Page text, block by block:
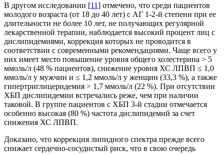
В другом исследовании [11] отмечено, что среди пациентов
молодого возраста (от 18 до 40 лет) с АГ 1-2-й степени при ее
длительности не более 10 лет, не получающих регулярной
лекарственной терапии, наблюдается высокий процент лиц с
дислипидемиями, коррекция которых не проводится в
соответствии с современными рекомендациями. Чаще всего у
них имеет место повышение уровня общего холестерина > 5
ммоль/л (48 % пациентов), снижение уровня ХС ЛПВП ≤ 1,0
ммоль/л у мужчин и ≤ 1,2 ммоль/л у женщин (33,3 %), а также
гипертриглицеридемия > 1,7 ммоль/л (22 %). При отсутствии
ХБП дислипидемии встречались реже, чем при наличии
таковой. В группе пациентов с ХБП 3-й стадии отмечается
особенно высокая (80 %) частота дислипидемий за счет
снижения ХС ЛПВП.
Доказано, что коррекция липидного спектра прежде всего
снижает сердечно-сосудистый риск, что в свою очередь